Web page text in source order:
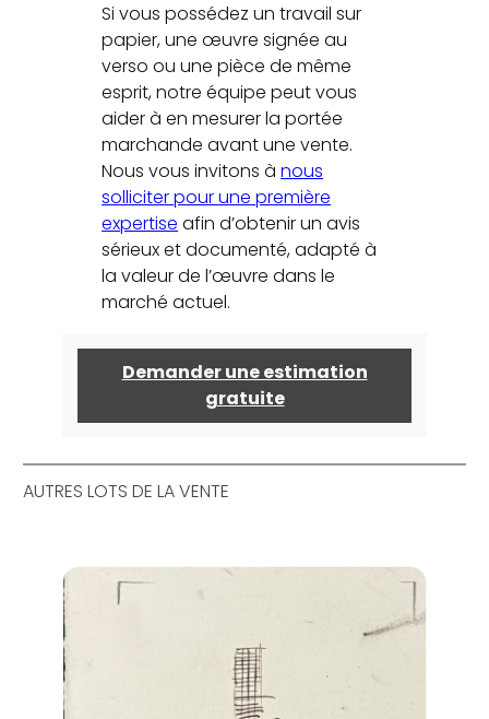
Si vous possédez un travail sur
papier, une œuvre signée au
verso ou une pièce de même
esprit, notre équipe peut vous
aider à en mesurer la portée
marchande avant une vente.
Nous vous invitons ànous
solliciter pour une première
expertise afin d’obtenir un avis
sérieux et documenté, adapté à
la valeur de l’œuvre dans le
marché actuel.
Demander une estimation
gratuite
AUTRES LOTS DE LA VENTE